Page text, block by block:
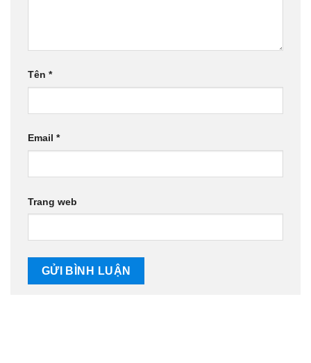
Tên *
Email *
Trang web